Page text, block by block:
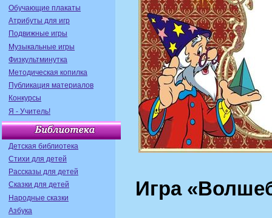
Обучающие плакаты
Атрибуты для игр
Подвижные игры
Музыкальные игры
Физкультминутка
Методическая копилка
Публикация материалов
Конкурсы
Я - Учитель!
Детская библиотека
Стихи для детей
Рассказы для детей
Сказки для детей
Народные сказки
Азбука
Игра